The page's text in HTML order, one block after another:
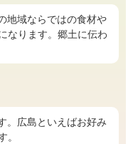
地域ならではの食材や
なります。郷土に伝わ
。広島といえばお好み